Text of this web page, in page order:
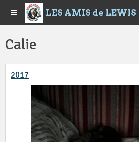
LES AMIS de LEWIS
Calie
2017